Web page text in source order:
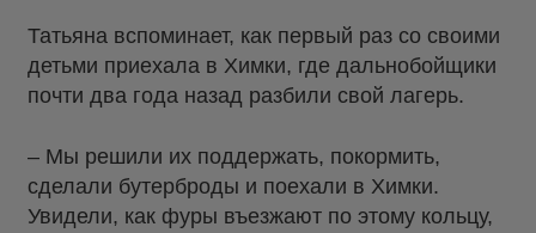
Татьяна вспоминает, как первый раз со своими
детьми приехала в Химки, где дальнобойщики
почти два года назад разбили свой лагерь.
– Мы решили их поддержать, покормить,
сделали бутерброды и поехали в Химки.
Увидели, как фуры въезжают по этому кольцу,